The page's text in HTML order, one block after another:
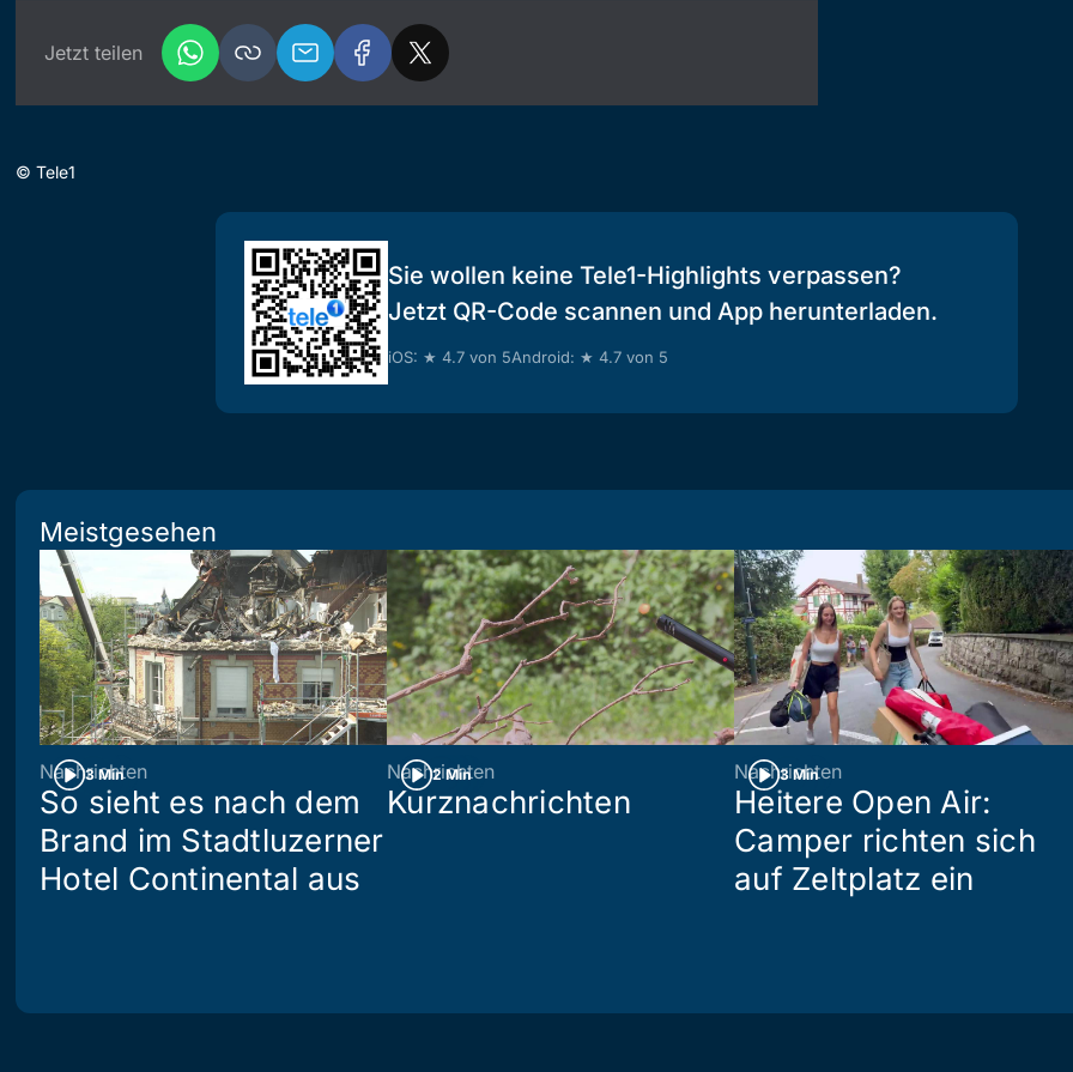
Jetzt teilen
© Tele1
Sie wollen keine Tele1-Highlights verpassen?
Jetzt QR-Code scannen und App herunterladen.
iOS: ★ 4.7 von 5Android: ★ 4.7 von 5
Meistgesehen
3 Min
Nachrichten
So sieht es nach dem
Brand im Stadtluzerner
Hotel Continental aus
2 Min
Nachrichten
Kurznachrichten
3 Min
Nachrichten
Heitere Open Air:
Camper richten sich
auf Zeltplatz ein